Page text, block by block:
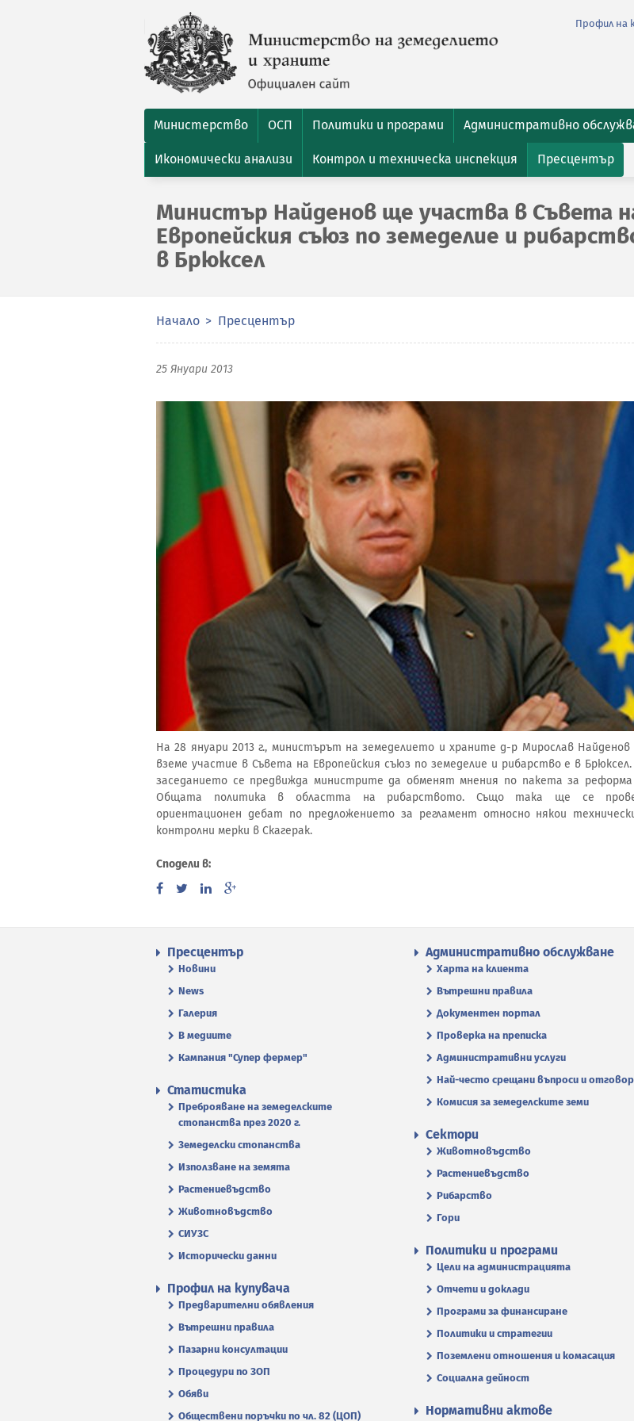
Профил на
Министерство ОСП Политики и програми Административно
Икономически анализи Контрол и техническа инспекция Пресцентър
Министър Найденов ще участва в Съвета
Европейския съюз по земеделие и
в Брюксел
Начало Пресцентър
25 Януари 2013
На 28 януари 2013 г., министърът на земеделието и храните д-р Мирослав
вземе участие в Съвета на Европейския съюз по земеделие и рибарство е в
заседанието се предвижда министрите да обменят мнения по пакета за
Общата политика в областта на рибарството. Също така ще се
ориентационен дебат по предложението за регламент относно някои
контролни мерки в Скагерак.
Сподели в:
Пресцентър
Новини
News
Галерия
В медиите
Кампания "Супер фермер"
Административно обслужване
Харта на клиента
Вътрешни правила
Документен портал
Проверка на преписка
Административни услуги
Най-често срещани въпроси и
Комисия за земеделските земи
Статистика
Преброяване на земеделските
стопанства през 2020 г.
Земеделски стопанства
Използване на земята
Растениевъдство
Животновъдство
СИУЗС
Исторически данни
Сектори
Животновъдство
Растениевъдство
Рибарство
Гори
Политики и програми
Цели на администрацията
Отчети и доклади
Програми за финансиране
Политики и стратегии
Поземлени отношения и комасация
Социална дейност
Профил на купувача
Предварителни обявления
Вътрешни правила
Пазарни консултации
Процедури по ЗОП
Обяви
Обществени поръчки по чл. 82 (ЦОП)
Нормативни актове